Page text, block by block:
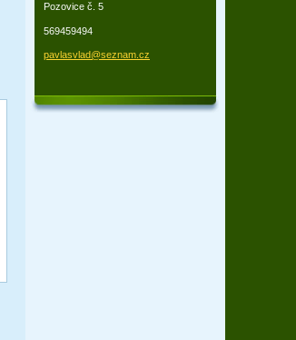
Pozovice č. 5
569459494
pavlasvlad@seznam.cz